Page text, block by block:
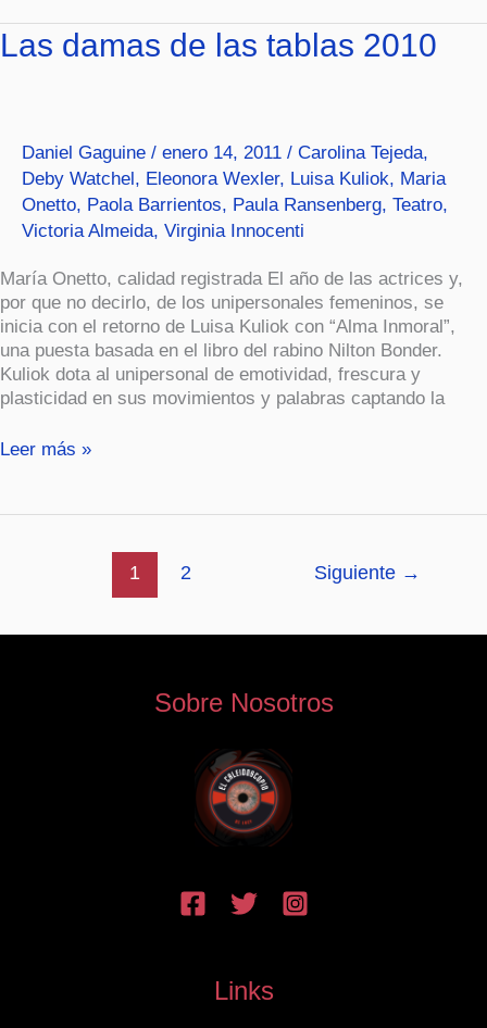
Las damas de las tablas 2010
Daniel Gaguine / enero 14, 2011 / Carolina Tejeda,
Deby Watchel , Eleonora Wexler, Luisa Kuliok, Maria
Onetto, Paola Barrientos, Paula Ransenberg, Teatro,
Victoria Almeida, Virginia Innocenti
María Onetto, calidad registrada El año de las actrices y,
por que no decirlo, de los unipersonales femeninos, se
inicia con el retorno de Luisa Kuliok con “Alma Inmoral”,
una puesta basada en el libro del rabino Nilton Bonder.
Kuliok dota al unipersonal de emotividad, frescura y
plasticidad en sus movimientos y palabras captando la
Las
damas
2010
Leer más »
1 2 Siguiente →
Sobre Nosotros
Links